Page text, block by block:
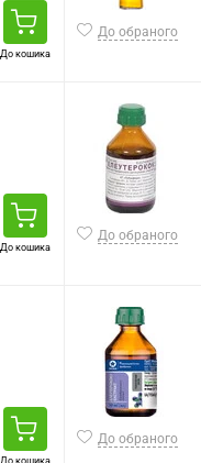
До кошика
До обраного
До кошика
До обраного
До кошика
До обраного